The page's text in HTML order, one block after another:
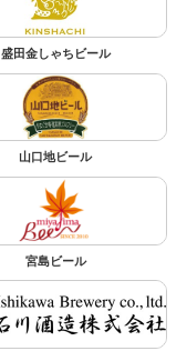
盛田金しゃちビール
山口地ビール
宮島ビール